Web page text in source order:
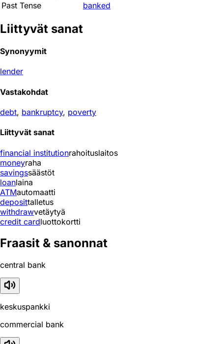
Past Tense
banked
Liittyvät sanat
Synonyymit
lender
Vastakohdat
debt, bankruptcy, poverty
Liittyvät sanat
financial institutionrahoituslaitos
moneyraha
savingssäästöt
loanlaina
ATMautomaatti
deposittalletus
withdrawvetäytyä
credit cardluottokortti
Fraasit & sanonnat
central bank
keskuspankki
commercial bank